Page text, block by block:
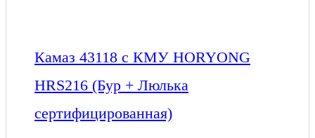
Камаз 43118 с КМУ HORYONG
HRS216 (Бур + Люлька
сертифицированная)